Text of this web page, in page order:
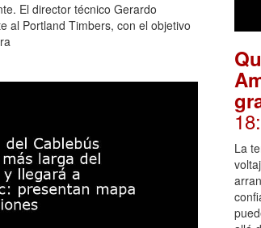
El director técnico Gerardo
al Portland Timbers, con el objetivo
La